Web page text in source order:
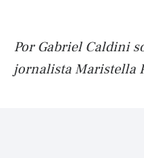
Por Gabriel Caldini
jornalista Maristella